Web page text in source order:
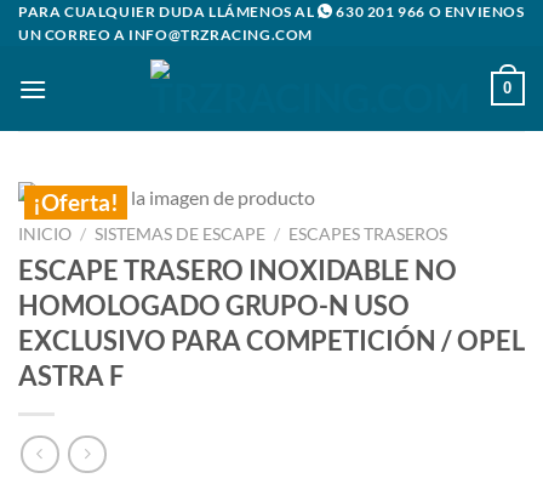
Saltar
PARA CUALQUIER DUDA LLÁMENOS AL 630 201 966 O ENVIENOS
UN CORREO A INFO@TRZRACING.COM
0
¡Oferta!
INICIO / SISTEMAS DE ESCAPE / ESCAPES TRASEROS
ESCAPE TRASERO INOXIDABLE NO
HOMOLOGADO GRUPO-N USO
EXCLUSIVO PARA COMPETICIÓN / OPEL
ASTRA F